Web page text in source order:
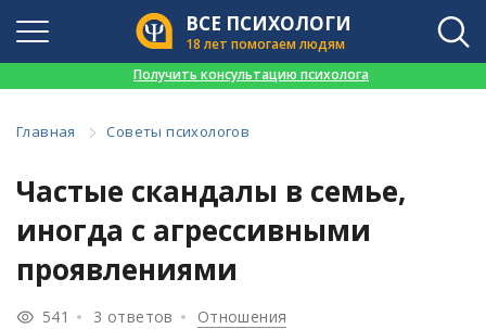
ВСЕ ПСИХОЛОГИ
18 лет помогаем людям
Получить консультацию психолога
Главная Советы психологов
Частые скандалы в семье,
иногда с агрессивными
проявлениями
541 3 ответов Отношения